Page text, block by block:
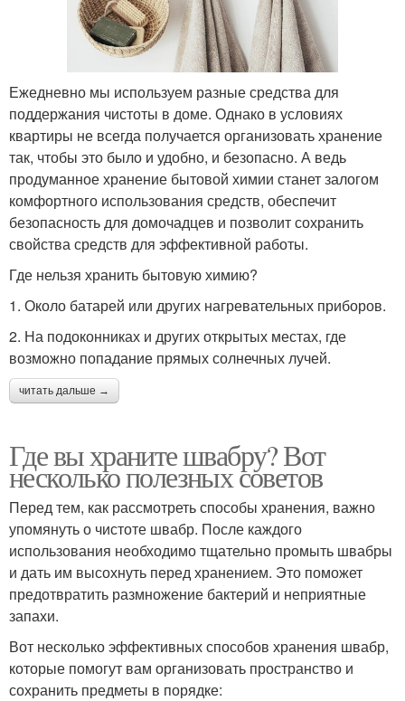
Ежедневно мы используем разные средства для
поддержания чистоты в доме. Однако в условиях
квартиры не всегда получается организовать хранение
так, чтобы это было и удобно, и безопасно. А ведь
продуманное хранение бытовой химии станет залогом
комфортного использования средств, обеспечит
безопасность для домочадцев и позволит сохранить
свойства средств для эффективной работы.
Где нельзя хранить бытовую химию?
1. Около батарей или других нагревательных приборов.
2. На подоконниках и других открытых местах, где
возможно попадание прямых солнечных лучей.
читать дальше →
Где вы храните швабру? Вот
несколько полезных советов
Перед тем, как рассмотреть способы хранения, важно
упомянуть о чистоте швабр. После каждого
использования необходимо тщательно промыть швабры
и дать им высохнуть перед хранением. Это поможет
предотвратить размножение бактерий и неприятные
запахи.
Вот несколько эффективных способов хранения швабр,
которые помогут вам организовать пространство и
сохранить предметы в порядке: